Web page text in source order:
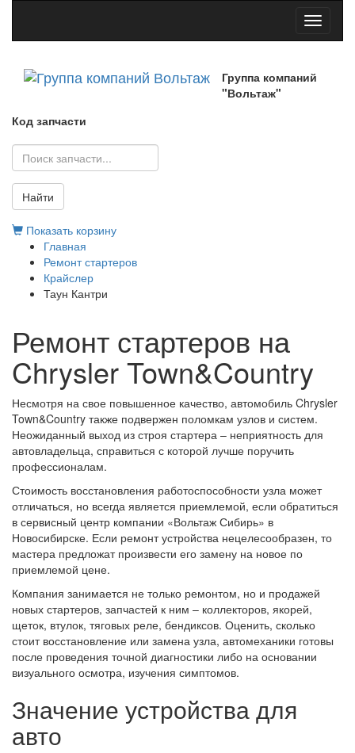
Toggle
Группа компаний
"Вольтаж"
Код запчасти
Найти
Показать корзину
Главная
Ремонт стартеров
Крайслер
Таун Кантри
Ремонт стартеров на
Chrysler Town&Country
Несмотря на свое повышенное качество, автомобиль Chrysler
Town&Country также подвержен поломкам узлов и систем.
Неожиданный выход из строя стартера – неприятность для
автовладельца, справиться с которой лучше поручить
профессионалам.
Стоимость восстановления работоспособности узла может
отличаться, но всегда является приемлемой, если обратиться
в сервисный центр компании «Вольтаж Сибирь» в
Новосибирске. Если ремонт устройства нецелесообразен, то
мастера предложат произвести его замену на новое по
приемлемой цене.
Компания занимается не только ремонтом, но и продажей
новых стартеров, запчастей к ним – коллекторов, якорей,
щеток, втулок, тяговых реле, бендиксов. Оценить, сколько
стоит восстановление или замена узла, автомеханики готовы
после проведения точной диагностики либо на основании
визуального осмотра, изучения симптомов.
Значение устройства для
авто